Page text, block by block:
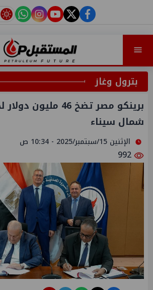
facebook
twitter
youtube
instagram
tiktok
بترول وغاز
شمال سيناء
الإثنين 15/سبتمبر/2025 - 10:34 ص